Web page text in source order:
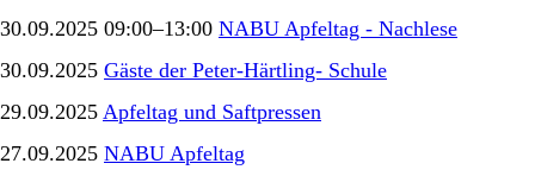
30.09.2025 09:00–13:00 NABU Apfeltag - Nachlese
30.09.2025 Gäste der Peter-Härtling- Schule
29.09.2025 Apfeltag und Saftpressen
27.09.2025 NABU Apfeltag